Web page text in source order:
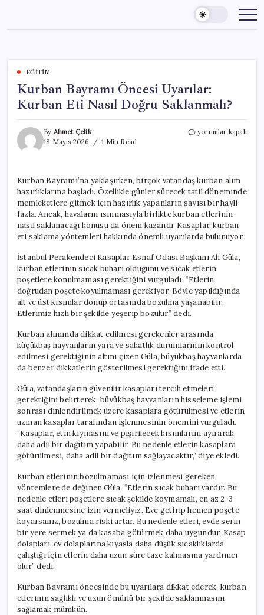
content
EĞITIM
Kurban Bayramı Öncesi Uyarılar:
Kurban Eti Nasıl Doğru Saklanmalı?
By Ahmet Çelik
18 Mayıs 2026
1 Min Read
Kurban
Eti
Nasıl
Doğru
Saklanmalı?
için
yorumlar kapalı
Kurban Bayramı’na yaklaşırken, birçok vatandaş kurban alım
hazırlıklarına başladı. Özellikle günler sürecek tatil döneminde
memleketlere gitmek için hazırlık yapanların sayısı bir hayli
fazla. Ancak, havaların ısınmasıyla birlikte kurban etlerinin
nasıl saklanacağı konusu da önem kazandı. Kasaplar, kurban
eti saklama yöntemleri hakkında önemli uyarılarda bulunuyor.
İstanbul Perakendeci Kasaplar Esnaf Odası Başkanı Ali Güla,
kurban etlerinin sıcak buharı olduğunu ve sıcak etlerin
poşetlere konulmaması gerektiğini vurguladı. “Etlerin
doğrudan poşete koyulmaması gerekiyor. Böyle yapıldığında
alt ve üst kısımlar donup ortasında bozulma yaşanabilir.
Etlerimiz hızlı bir şekilde yeşerip bozulur,” dedi.
Kurban alımında dikkat edilmesi gerekenler arasında
küçükbaş hayvanların yara ve sakatlık durumlarının kontrol
edilmesi gerektiğinin altını çizen Güla, büyükbaş hayvanlarda
da benzer dikkatlerin gösterilmesi gerektiğini ifade etti.
Güla, vatandaşların güvenilir kasapları tercih etmeleri
gerektiğini belirterek, büyükbaş hayvanların hisseleme işlemi
sonrası dinlendirilmek üzere kasaplara götürülmesi ve etlerin
uzman kasaplar tarafından işlenmesinin önemini vurguladı.
“Kasaplar, etin kıymasını ve pişirilecek kısımlarını ayırarak
daha adil bir dağıtım yapabilir. Bu nedenle etlerin kasaplara
götürülmesi, daha adil bir dağıtım sağlayacaktır,” diye ekledi.
Kurban etlerinin bozulmaması için izlenmesi gereken
yöntemlere de değinen Güla, “Etlerin sıcak buharı vardır. Bu
nedenle etleri poşetlere sıcak şekilde koymamalı, en az 2-3
saat dinlenmesine izin vermeliyiz. Eve getirip hemen poşete
koyarsanız, bozulma riski artar. Bu nedenle etleri, evde serin
bir yere sermek ya da kasaba götürmek daha uygundur. Kasap
dolapları, ev dolaplarına kıyasla daha düşük sıcaklıklarda
çalıştığı için etlerin daha uzun süre taze kalmasına yardımcı
olur,” dedi.
Kurban Bayramı öncesinde bu uyarılara dikkat ederek, kurban
etlerinin sağlıklı ve uzun ömürlü bir şekilde saklanmasını
sağlamak mümkün.